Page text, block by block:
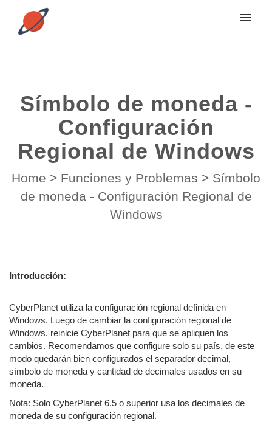
Login
Símbolo de moneda -
Configuración
Regional de Windows
Home > Funciones y Problemas > Símbolo
de moneda - Configuración Regional de
Windows
Introducción:
CyberPlanet utiliza la configuración regional definida en
Windows. Luego de cambiar la configuración regional de
Windows, reinicie CyberPlanet para que se apliquen los
cambios. Recomendamos que configure solo su país, de este
modo quedarán bien configurados el separador decimal,
símbolo de moneda y cantidad de decimales usados en su
moneda.
Nota: Solo CyberPlanet 6.5 o superior usa los decimales de
moneda de su configuración regional.